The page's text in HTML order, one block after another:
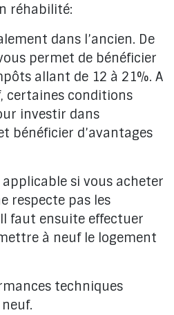
réhabilité:
dans l’ancien. De
permet de bénéficier
allant de 12 à 21%. A
certaines conditions
investir dans
bénéficier d’avantages
si vous acheter
respecte pas les
faut ensuite effectuer
à neuf le logement
techniques